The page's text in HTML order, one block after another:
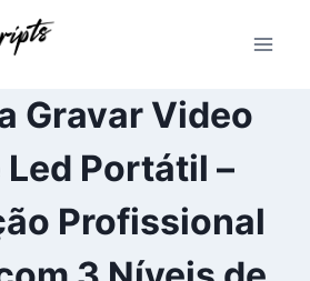
Gravar Video
Led Portátil –
Profissional